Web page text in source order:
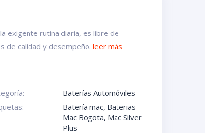
exigente rutina diaria, es libre de
de calidad y desempeño.leer más
Baterías Automóviles
Batería mac, Baterias
Mac Bogota, Mac Silver
Plus